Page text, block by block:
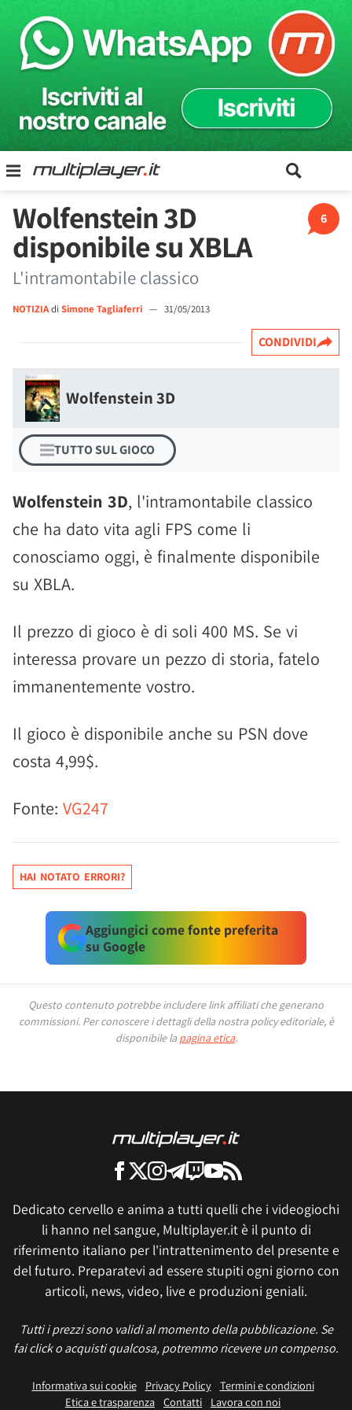
6
Wolfenstein 3D
disponibile su XBLA
L'intramontabile classico
NOTIZIAdi Simone Tagliaferri — 31/05/2013
CONDIVIDI
Wolfenstein 3D
TUTTO SUL GIOCO
Wolfenstein 3D, l'intramontabile classico
che ha dato vita agli FPS come li
conosciamo oggi, è finalmente disponibile
su XBLA.
Il prezzo di gioco è di soli 400 MS. Se vi
interessa provare un pezzo di storia, fatelo
immanentemente vostro.
Il gioco è disponibile anche su PSN dove
costa 4,99$.
Fonte: VG247
HAI NOTATO ERRORI?
Aggiungici come fonte preferita
su Google
Questo contenuto potrebbe includere link affiliati che generano
commissioni. Per conoscere i dettagli della nostra policy editoriale, è
disponibile la pagina etica.
Dedicato cervello e anima a tutti quelli che i videogiochi
li hanno nel sangue, Multiplayer.it è il punto di
riferimento italiano per l'intrattenimento del presente e
del futuro. Preparatevi ad essere stupiti ogni giorno con
articoli, news, video, live e produzioni geniali.
Tutti i prezzi sono validi al momento della pubblicazione. Se
fai click o acquisti qualcosa, potremmo ricevere un compenso.
Informativa sui cookie Privacy Policy
Termini e condizioni
Etica e trasparenza Contatti Lavora con noi